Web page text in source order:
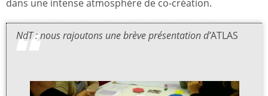
dans une intense atmosphère de co-création.
NdT : nous rajoutons une brève présentation d’ATLAS